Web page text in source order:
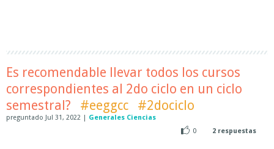
Es recomendable llevar todos los cursos
correspondientes al 2do ciclo en un ciclo
semestral?
#eeggcc #2dociclo
preguntado Jul 31, 2022 | Generales Ciencias
0
2 respuestas